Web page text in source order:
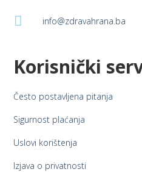
 info@zdravahrana.ba
Korisnički
Često postavljena pitanja
Sigurnost plaćanja
Uslovi korištenja
Izjava o privatnosti